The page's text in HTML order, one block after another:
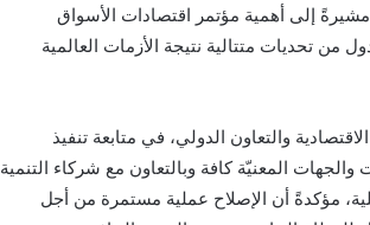
مشيرةً إلى أهمية مؤتمر اقتصادات الأسواق
تحديات متتالية نتيجة الأزمات العالمية
والتعاون الدولي، في متابعة تنفيذ
والجهات المعنيّة كافة وبالتعاون مع شركاء التنمية
مؤكدةً أن الإصلاح عملية مستمرة من أجل